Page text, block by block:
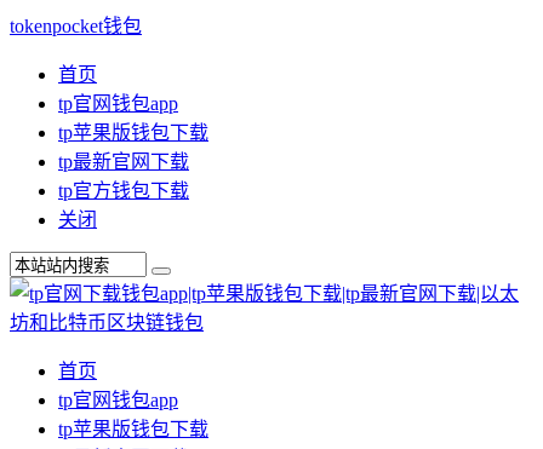
tokenpocket钱包
首页
tp官网钱包app
tp苹果版钱包下载
tp最新官网下载
tp官方钱包下载
关闭
首页
tp官网钱包app
tp苹果版钱包下载